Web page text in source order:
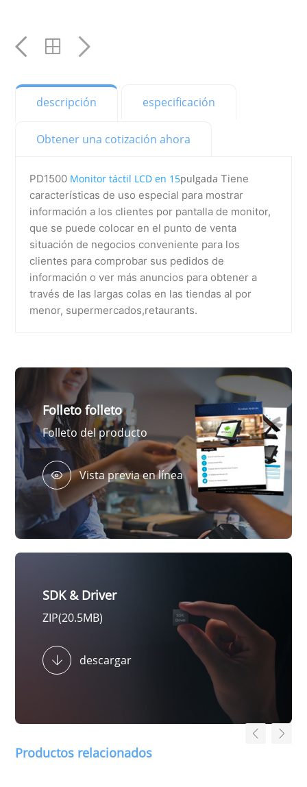
YouTube
YouTube
YouTube
YouTube
YouTube
YouTube
YouTube
YouTube
YouTube
YouTube
descripción especificación
Obtener una cotización ahora
PD1500 Monitor táctil LCD en 15pulgada Tiene
características de uso especial para mostrar
información a los clientes por pantalla de monitor,
que se puede colocar en el punto de venta
situación de negocios conveniente para los
clientes para comprobar sus pedidos de
información o ver más anuncios para obtener a
través de las largas colas en las tiendas al por
menor, supermercados,retaurants.
Folleto folleto
Folleto del producto
Vista previa en línea
SDK & Driver
ZIP(20.5MB)
descargar
Productos relacionados